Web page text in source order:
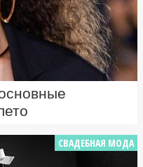
СВАДЕБНАЯ МОДА